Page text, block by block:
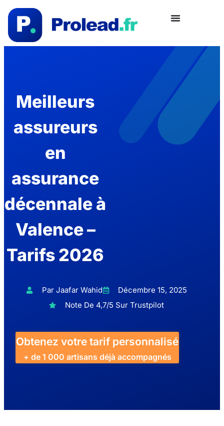
Meilleurs
assureurs
en
assurance
décennale à
Valence –
Tarifs 2026
Par Jaafar Wahid
Décembre 15, 2025
Note De 4,7/5 Sur Trustpilot
Obtenez votre tarif personnalisé
+ de 1 000 artisans déjà accompagnés